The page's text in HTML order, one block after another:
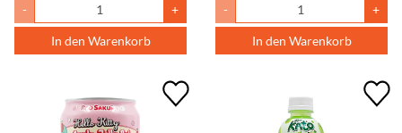
- +
In den Warenkorb
- +
In den Warenkorb